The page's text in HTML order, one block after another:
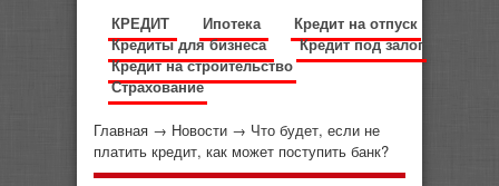
КРЕДИТ Ипотека
Кредит на отпуск
Кредиты для бизнеса
Кредит под залог
Кредит на строительство
Страхование
Главная → Новости → Что будет, если не
платить кредит, как может поступить банк?